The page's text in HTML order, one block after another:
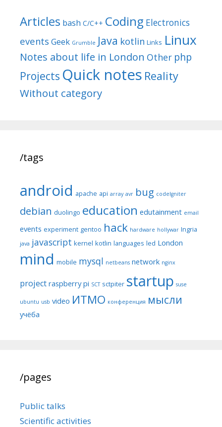
Articles bash C/C++ Coding Electronics
events Geek Grumble Java kotlin Links Linux
Notes about life in London Other php
Projects Quick notes Reality
Without category
/tags
android apache api array avr bug codeIgniter
debian duolingo education edutainment email
events experiment gentoo hack hardware hollywar Ingria
java javascript kernel kotlin languages led London
mind mobile mysql netbeans network nginx
project raspberry pi SCT sctpiter startup suse
ubuntu usb video ИТМО конференция мысли
учёба
/pages
Public talks
Scientific activities